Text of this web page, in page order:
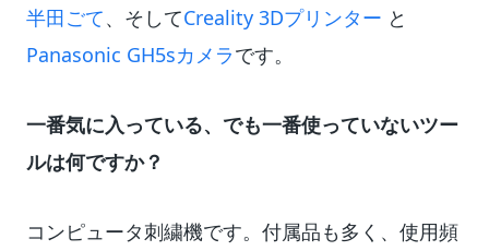
半田ごて、そしてCreality 3Dプリンター と
Panasonic GH5sカメラです。
一番気に入っている、でも一番使っていないツー
ルは何ですか？
コンピュータ刺繍機です。付属品も多く、使用頻